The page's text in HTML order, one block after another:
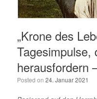
„Krone des
Tagesimpulse,
herausfordern
Posted on 24. Januar 2021